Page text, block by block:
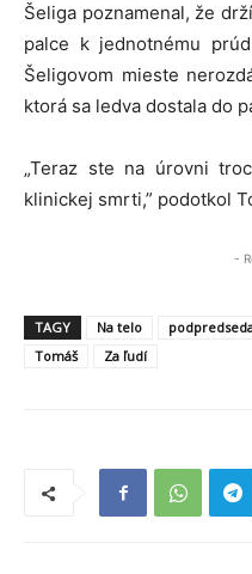
Šeliga poznamenal, že
palce k jednotnému
Šeligovom mieste
ktorá sa ledva dostala do
„Teraz ste na úrovni
klinickej smrti,” podotkol
-
TAGY Na telo
Tomáš
Za ľudí